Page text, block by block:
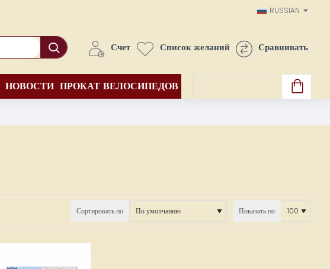
RUSSIAN
Счет Список желаний Сравнивать
НОВОСТИ ПРОКАТ ВЕЛОСИПЕДОВ
Сортировать по Показать по